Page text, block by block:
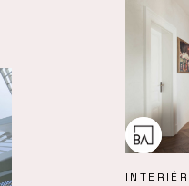
INTERIÉR